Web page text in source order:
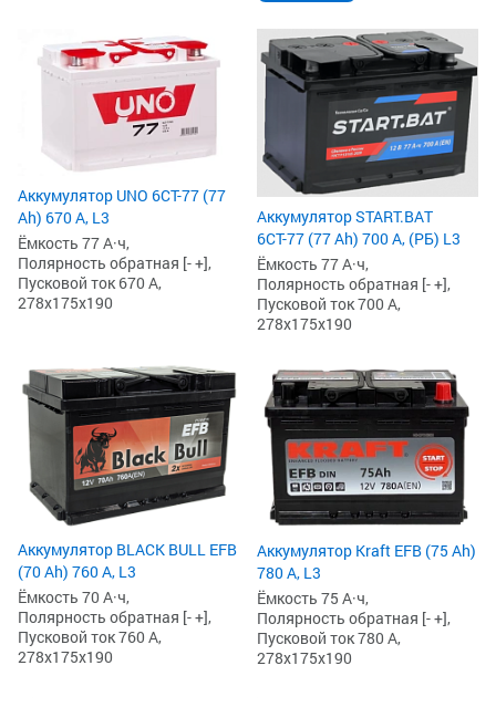
Аккумулятор UNO 6СТ-77 (77
Ah) 670 А, L3
Ёмкость 77 А·ч,
Полярность обратная [- +],
Пусковой ток 670 А,
278x175x190
Аккумулятор START.BAT
6СТ-77 (77 Ah) 700 А, (РБ) L3
Ёмкость 77 А·ч,
Полярность обратная [- +],
Пусковой ток 700 А,
278x175x190
Аккумулятор BLACK BULL EFB
(70 Ah) 760 А, L3
Ёмкость 70 А·ч,
Полярность обратная [- +],
Пусковой ток 760 А,
278x175x190
Аккумулятор Kraft EFB (75 Ah)
780 А, L3
Ёмкость 75 А·ч,
Полярность обратная [- +],
Пусковой ток 780 А,
278x175x190